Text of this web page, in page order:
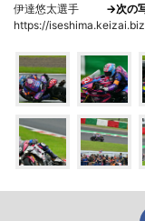
伊達悠太選手 →次の
https://